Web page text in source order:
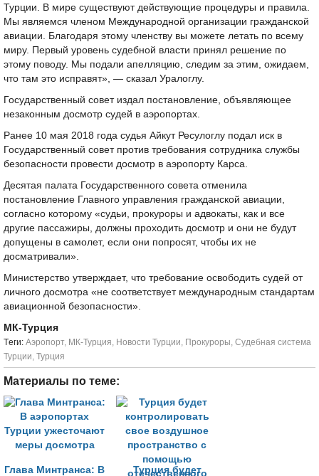
Турции. В мире существуют действующие процедуры и правила.
Мы являемся членом Международной организации гражданской
авиации. Благодаря этому членству вы можете летать по всему
миру. Первый уровень судебной власти принял решение по
этому поводу. Мы подали апелляцию, следим за этим, ожидаем,
что там это исправят», — сказал Уралоглу.
Государственный совет издал постановление, объявляющее
незаконным досмотр судей в аэропортах.
Ранее 10 мая 2018 года судья Айкут Ресулоглу подал иск в
Государственный совет против требования сотрудника службы
безопасности провести досмотр в аэропорту Карса.
Десятая палата Государственного совета отменила
постановление Главного управления гражданской авиации,
согласно которому «судьи, прокуроры и адвокаты, как и все
другие пассажиры, должны проходить досмотр и они не будут
допущены в самолет, если они попросят, чтобы их не
досматривали».
Министерство утверждает, что требование освободить судей от
личного досмотра «не соответствует международным стандартам
авиационной безопасности».
МК-Турция
Tеги: Аэропорт, МК-Турция, Новости Турции, Прокуроры, Судебная система
Турции, Турция
Материалы по теме:
Глава Минтранса: В
Турция будет